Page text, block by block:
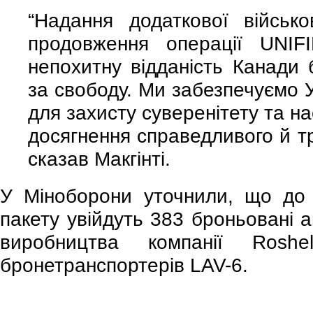
“Надання додаткової
продовження операції
непохитну відданість Канади
за свободу. Ми забезпечуємо
для захисту суверенітету та
досягнення справедливого й
сказав Макгінті.
У Міноборони уточнили, що до
пакету увійдуть 383 броньовані
виробництва компанії
бронетранспортерів LAV-6.